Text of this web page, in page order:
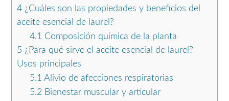
4 ¿Cuáles son las propiedades y beneficios del
aceite esencial de laurel?
4.1 Composición química de la planta
5 ¿Para qué sirve el aceite esencial de laurel?
Usos principales
5.1 Alivio de afecciones respiratorias
5.2Bienestar muscular y articular